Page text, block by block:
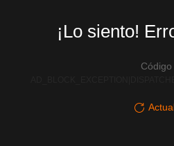
¡Lo siento!